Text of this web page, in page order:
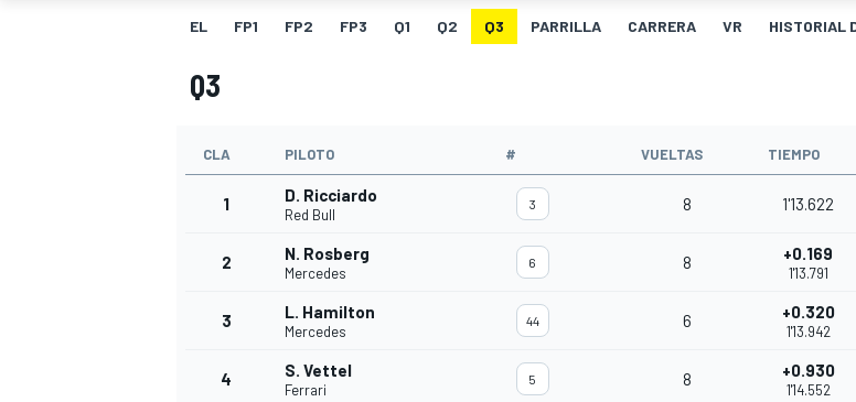
EL FP1 FP2 FP3 Q1 Q2 Q3 PARRILLA CARRERA VR HISTORIAL
Q3
CLA PILOTO # VUELTAS TIEMPO
1 D. Ricciardo
Red Bull
3 8 1'13.622
2 N. Rosberg
Mercedes
6 8 +0.169
1'13.791
3 L. Hamilton
Mercedes
44 6 +0.320
1'13.942
4 S. Vettel
Ferrari
5 8 +0.930
1'14.552